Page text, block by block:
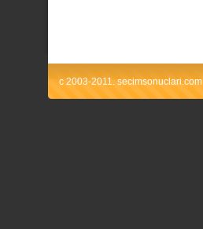
c 2003-2011. secimsonuclari.com